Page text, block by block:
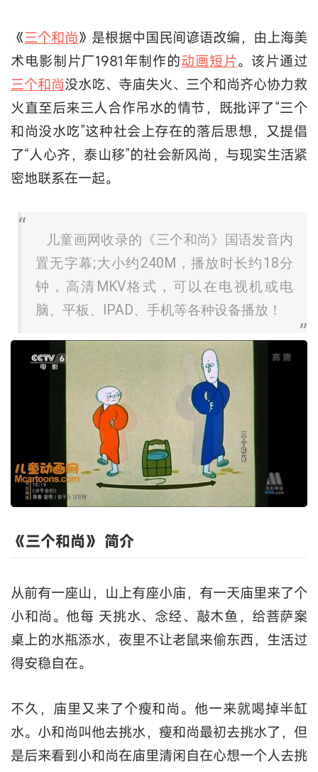
《三个和尚》是根据中国民间谚语改编，由上海美
术电影制片厂1981年制作的动画短片。该片通过
三个和尚没水吃、寺庙失火、三个和尚齐心协力救
火直至后来三人合作吊水的情节，既批评了“三个
和尚没水吃”这种社会上存在的落后思想，又提倡
了“人心齐，泰山移”的社会新风尚，与现实生活紧
密地联系在一起。
儿童画网收录的《三个和尚》国语发音内
置无字幕;大小约240M，播放时长约18分
钟，高清MKV格式，可以在电视机或电
脑、平板、IPAD、手机等各种设备播放！
《三个和尚》 简介
从前有一座山，山上有座小庙，有一天庙里来了个
小和尚。他每 天挑水、念经、敲木鱼，给菩萨案
桌上的水瓶添水，夜里不让老鼠来偷东西，生活过
得安稳自在。
不久，庙里又来了个瘦和尚。他一来就喝掉半缸
水。小和尚叫他去挑水，瘦和尚最初去挑水了，但
是后来看到小和尚在庙里清闲自在心想一个人去挑